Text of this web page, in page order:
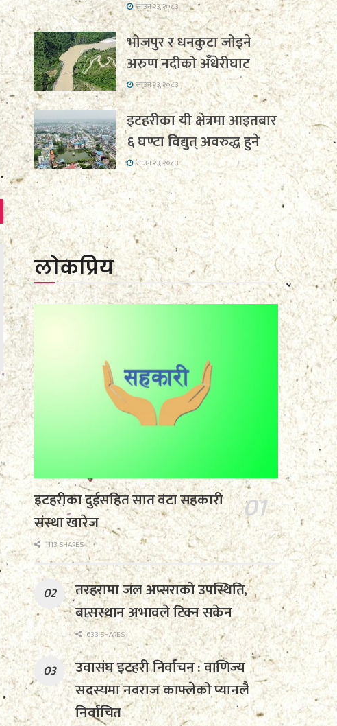
साउन २३, २०८३
भोजपुर र धनकुटा जोड्ने
अरुण नदीको अँधेरीघाट
साउन २३, २०८३
इटहरीका यी क्षेत्रमा आइतबार
६ घण्टा विद्युत् अवरुद्ध हुने
साउन २३, २०८३
लाेकप्रिय
इटहरीका दुईसहित सात वटा सहकारी
संस्था खारेज
1113 SHARES
तरहरामा जल अप्सराको उपस्थिति,
बासस्थान अभावले टिक्न सकेन
633 SHARES
उवासंघ इटहरी निर्वाचन : वाणिज्य
सदस्यमा नवराज काफ्लेको प्यानलै
निर्वाचित